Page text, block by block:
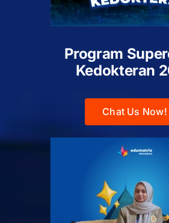
Program
Kedokteran
Chat Us Now!